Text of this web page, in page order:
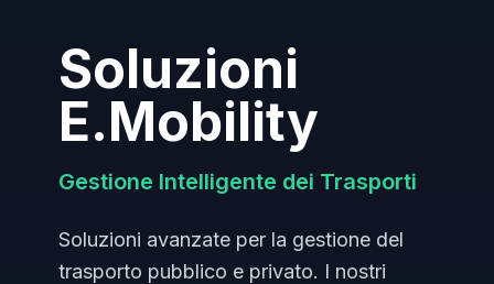
Soluzioni
E.Mobility
Gestione Intelligente dei Trasporti
Soluzioni avanzate per la gestione del
trasporto pubblico e privato. I nostri